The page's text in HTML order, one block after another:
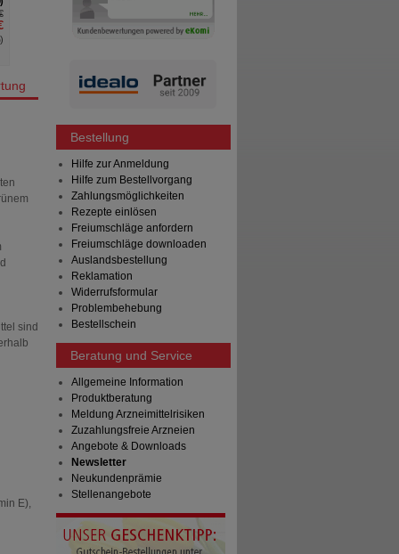
)
UVP
** 46,80 €
Unser Preis 33,69 €
sind
E),
Bestellung
Hilfe zur Anmeldung
Hilfe zum Bestellvorgang
Zahlungsmöglichkeiten
Rezepte einlösen
Freiumschläge anfordern
Freiumschläge downloaden
Auslandsbestellung
Reklamation
Widerrufsformular
Problembehebung
Bestellschein
Beratung und Service
Allgemeine Information
Produktberatung
Meldung Arzneimittelrisiken
Zuzahlungsfreie Arzneien
Angebote & Downloads
Newsletter
Neukundenprämie
Stellenangebote